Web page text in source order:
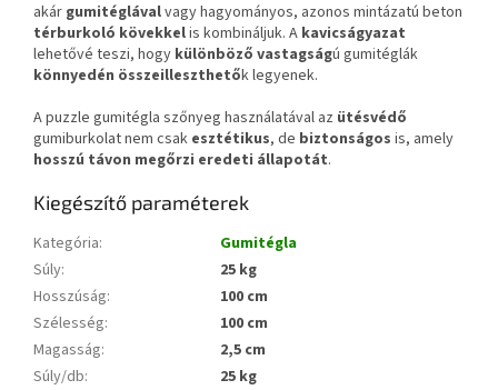
akár gumitéglávalvagy hagyományos, azonos mintázatú beton
térburkoló kövekkelis kombináljuk. A kavicságyazat
lehetővé teszi, hogy különböző vastagságú gumitéglák
könnyedén összeilleszthetők legyenek.
A puzzle gumitégla szőnyeg használatával az ütésvédő
gumiburkolat nem csak esztétikus, de biztonságos is, amely
hosszú távon megőrzi eredeti állapotát.
Kiegészítő paraméterek
Kategória:
Gumitégla
Súly:
25 kg
Hosszúság:
100 cm
Szélesség:
100 cm
Magasság:
2,5 cm
Súly/db:
25 kg